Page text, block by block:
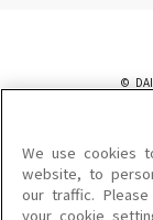
©
このサイトに掲載され
を問わず、著作権法の定
を禁じます。
楽曲及びコンテンツは、
楽曲及びコンテンツの配
We use cookies
website, to
our traffic.
your cookie